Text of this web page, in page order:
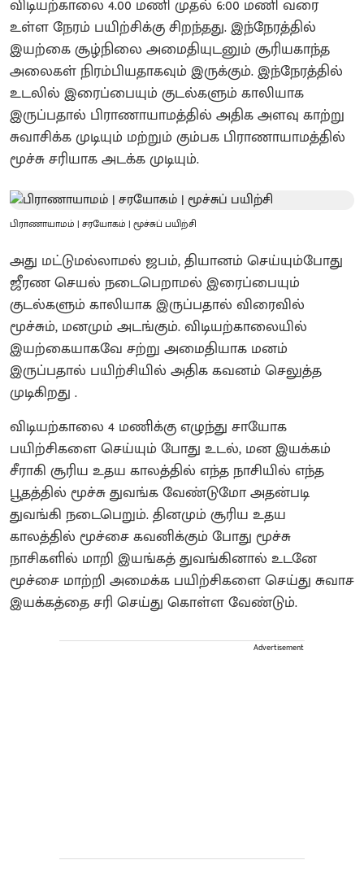
விடியற்காலை 4.00 மணி முதல் 6:00 மணி வரை
உள்ள நேரம் பயிற்சிக்கு சிறந்தது. இந்நேரத்தில்
இயற்கை சூழ்நிலை அமைதியுடனும் சூரியகாந்த
அலைகள் நிரம்பியதாகவும் இருக்கும். இந்நேரத்தில்
உடலில் இரைப்பையும் குடல்களும் காலியாக
இருப்பதால் பிராணாயாமத்தில் அதிக அளவு காற்று
சுவாசிக்க முடியும் மற்றும் கும்பக பிராணாயாமத்தில்
மூச்சு சரியாக அடக்க முடியும்.
பிராணாயாமம் | சரயோகம் | மூச்சுப் பயிற்சி
அது மட்டுமல்லாமல் ஜபம், தியானம் செய்யும்போது
ஜீரண செயல் நடைபெறாமல் இரைப்பையும்
குடல்களும் காலியாக இருப்பதால் விரைவில்
மூச்சும், மனமும் அடங்கும். விடியற்காலையில்
இயற்கையாகவே சற்று அமைதியாக மனம்
இருப்பதால் பயிற்சியில் அதிக கவனம் செலுத்த
முடிகிறது .
விடியற்காலை 4 மணிக்கு எழுந்து சாயோக
பயிற்சிகளை செய்யும் போது உடல், மன இயக்கம்
சீராகி சூரிய உதய காலத்தில் எந்த நாசியில் எந்த
பூதத்தில் மூச்சு துவங்க வேண்டுமோ அதன்படி
துவங்கி நடைபெறும். தினமும் சூரிய உதய
காலத்தில் மூச்சை கவனிக்கும் போது மூச்சு
நாசிகளில் மாறி இயங்கத் துவங்கினால் உடனே
மூச்சை மாற்றி அமைக்க பயிற்சிகளை செய்து சுவாச
இயக்கத்தை சரி செய்து கொள்ள வேண்டும்.
Advertisement